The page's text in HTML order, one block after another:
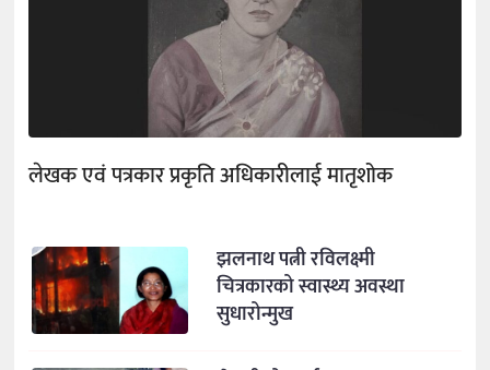
लेखक एवं पत्रकार प्रकृति अधिकारीलाई मातृशोक
झलनाथ पत्नी रविलक्ष्मी
चित्रकारको स्वास्थ्य अवस्था
सुधारोन्मुख